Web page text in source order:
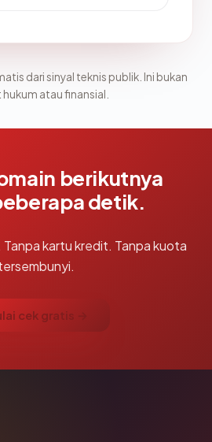
dari sinyal teknis publik. Ini bukan
atau finansial.
berikutnya
detik.
kartu kredit. Tanpa kuota
cek gratis →